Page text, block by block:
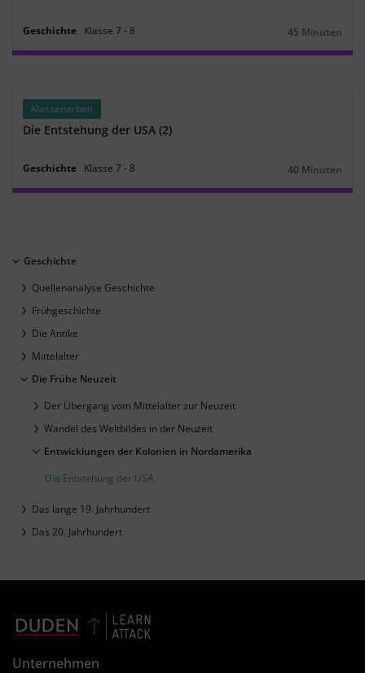
Geschichte Klasse 7 ‐ 8
Dauer:
45 Minuten
Klassenarbeit
Die Entstehung der USA (2)
Geschichte Klasse 7 ‐ 8
Dauer:
40 Minuten
Geschichte
Quellenanalyse Geschichte
Frühgeschichte
Die Antike
Mittelalter
Die Frühe Neuzeit
Der Übergang vom Mittelalter zur Neuzeit
Wandel des Weltbildes in der Neuzeit
Entwicklungen der Kolonien in Nordamerika
Die Entstehung der USA
Das lange 19. Jahrhundert
Das 20. Jahrhundert
Unternehmen